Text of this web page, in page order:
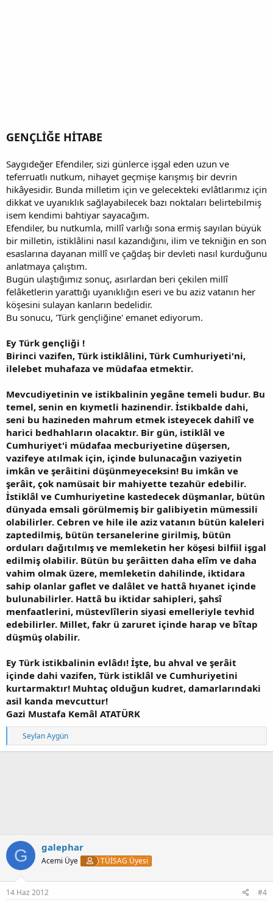
GENÇLİĞE HİTABE
Saygıdeğer Efendiler, sizi günlerce işgal eden uzun ve
teferruatlı nutkum, nihayet geçmişe karışmış bir devrin
hikâyesidir. Bunda milletim için ve gelecekteki evlâtlarımız için
dikkat ve uyanıklık sağlayabilecek bazı noktaları belirtebilmiş
isem kendimi bahtiyar sayacağım.
Efendiler, bu nutkumla, millî varlığı sona ermiş sayılan büyük
bir milletin, istiklâlini nasıl kazandığını, ilim ve tekniğin en son
esaslarına dayanan millî ve çağdaş bir devleti nasıl kurduğunu
anlatmaya çalıştım.
Bugün ulaştığımız sonuç, asırlardan beri çekilen millî
felâketlerin yarattığı uyanıklığın eseri ve bu aziz vatanın her
köşesini sulayan kanların bedelidir.
Bu sonucu, 'Türk gençliğine' emanet ediyorum.
Ey Türk gençliği !
Birinci vazifen, Türk istiklâlini, Türk Cumhuriyeti'ni,
ilelebet muhafaza ve müdafaa etmektir.
Mevcudiyetinin ve istikbalinin yegâne temeli budur. Bu
temel, senin en kıymetli hazinendir. İstikbalde dahi,
seni bu hazineden mahrum etmek isteyecek dahilî ve
harici bedhahların olacaktır. Bir gün, istiklâl ve
Cumhuriyet'i müdafaa mecburiyetine düşersen,
vazifeye atılmak için, içinde bulunacağın vaziyetin
imkân ve şerâitini düşünmeyeceksin! Bu imkân ve
şerâit, çok namüsait bir mahiyette tezahür edebilir.
İstiklâl ve Cumhuriyetine kastedecek düşmanlar, bütün
dünyada emsali görülmemiş bir galibiyetin mümessili
olabilirler. Cebren ve hile ile aziz vatanın bütün kaleleri
zaptedilmiş, bütün tersanelerine girilmiş, bütün
orduları dağıtılmış ve memleketin her köşesi bilfiil işgal
edilmiş olabilir. Bütün bu şerâitten daha elîm ve daha
vahim olmak üzere, memleketin dahilinde, iktidara
sahip olanlar gaflet ve dalâlet ve hattâ hıyanet içinde
bulunabilirler. Hattâ bu iktidar sahipleri, şahsî
menfaatlerini, müstevlîlerin siyasi emelleriyle tevhid
edebilirler. Millet, fakr ü zaruret içinde harap ve bîtap
düşmüş olabilir.
Ey Türk istikbalinin evlâdı! İşte, bu ahval ve şerâit
içinde dahi vazifen, Türk istiklâl ve Cumhuriyetini
kurtarmaktır! Muhtaç olduğun kudret, damarlarındaki
asil kanda mevcuttur!
Gazi Mustafa Kemâl ATATÜRK
T
e
p
Seylan Aygün
G galephar
Acemi Üye TÜİSAG Üyesi
14 Haz 2012 #4